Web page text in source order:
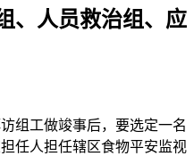
、人员救治组、应
工做竣事后，要选定一名
任人担任辖区食物平安监视